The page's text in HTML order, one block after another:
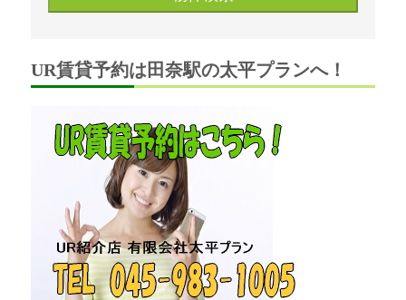
UR賃貸予約は田奈駅の太平プランへ！